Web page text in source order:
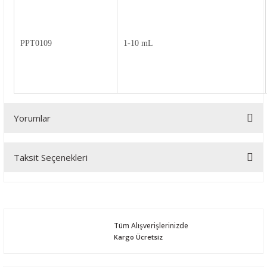
PPT0109 1-10 mL
Yorumlar
Taksit Seçenekleri
Tüm Alışverişlerinizde
Kargo Ücretsiz